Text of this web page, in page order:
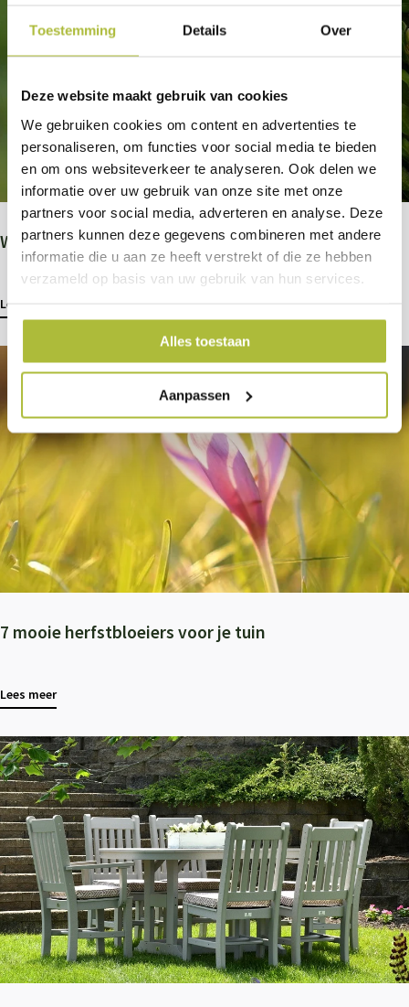
Toestemming Details Over
Deze website maakt gebruik van cookies
We gebruiken cookies om content en advertenties te
personaliseren, om functies voor social media te bieden
en om ons websiteverkeer te analyseren. Ook delen we
informatie over uw gebruik van onze site met onze
partners voor social media, adverteren en analyse. Deze
partners kunnen deze gegevens combineren met andere
informatie die u aan ze heeft verstrekt of die ze hebben
verzameld op basis van uw gebruik van hun services.
Alles toestaan
Aanpassen
Wat kun je doen tegen de buxusmot?
Lees meer
7 mooie herfstbloeiers voor je tuin
Lees meer